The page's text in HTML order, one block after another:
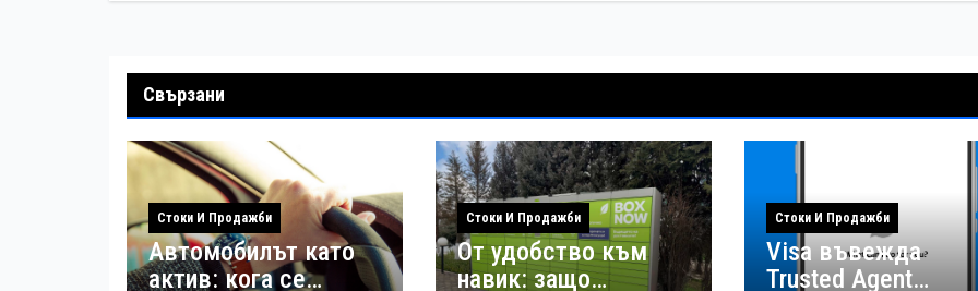
Свързани
Стоки И Продажби
Автомобилът като
актив: кога се
Стоки И Продажби
От удобство към
навик: защо
Стоки И Продажби
Visa въвежда
Trusted Agent